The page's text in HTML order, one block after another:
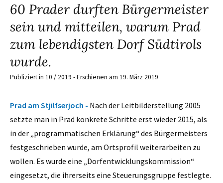
60 Prader durften Bürgermeister
sein und mitteilen, warum Prad
zum lebendigsten Dorf Südtirols
wurde.
Publiziert in 10 / 2019 - Erschienen am 19. März 2019
Prad am Stjilfserjoch - Nach der Leitbilderstellung 2005
setzte man in Prad konkrete Schritte erst wieder 2015, als
in der „programmatischen Erklärung“ des Bürgermeisters
festgeschrieben wurde, am Ortsprofil weiterarbeiten zu
wollen. Es wurde eine „Dorfentwicklungskommission“
eingesetzt, die ihrerseits eine Steuerungsgruppe festlegte.